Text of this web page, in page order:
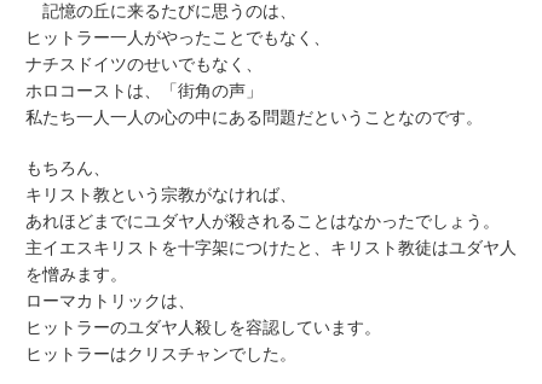
記憶の丘に来るたびに思うのは、
ヒットラー一人がやったことでもなく、
ナチスドイツのせいでもなく、
ホロコーストは、「街角の声」
私たち一人一人の心の中にある問題だということなのです。
もちろん、
キリスト教という宗教がなければ、
あれほどまでにユダヤ人が殺されることはなかったでしょう。
主イエスキリストを十字架につけたと、キリスト教徒はユダヤ人
を憎みます。
ローマカトリックは、
ヒットラーのユダヤ人殺しを容認しています。
ヒットラーはクリスチャンでした。